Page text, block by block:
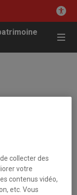
espaces
Montréal
Espanola
collecter des
votre
contenus vidéo,
etc. Vous